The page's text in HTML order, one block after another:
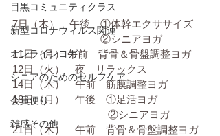
目黒コミュニティクラス
新型コロナウィルス関連
オンラインヨガ
シニアのためのセルフケア
会員便り
雑感その他
7日（木）　午後　①体幹エクササイズ
②シニアヨガ
11日（月） 午前　背骨＆骨盤調整ヨガ
12日（火）　夜　リラックス
14日（木）　午前　筋膜調整ヨガ
18日（月）　午後　①足活ヨガ
②シニアヨガ
21日（木）　午前　背骨＆骨盤調整ヨガ